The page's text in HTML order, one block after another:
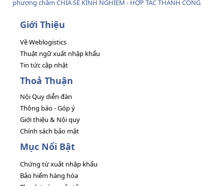
phương châm CHIA SẺ KINH NGHIỆM - HỢP TÁC THÀNH CÔNG
Giới Thiệu
Về Weblogistics
Thuật ngữ xuất nhập khẩu
Tin tức cập nhật
Thoả Thuận
Nội Quy diễn đàn
Thông báo - Góp ý
Giới thiệu & Nội quy
Chính sách bảo mật
Mục Nổi Bật
Chứng từ xuất nhập khẩu
Bảo hiểm hàng hóa